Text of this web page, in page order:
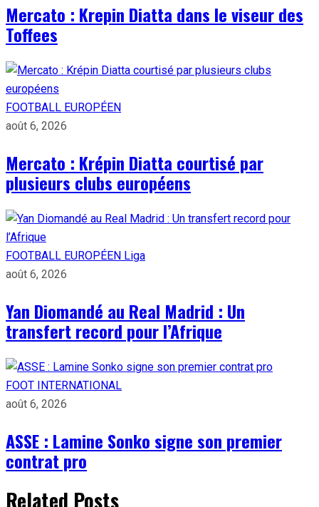
Mercato : Krepin Diatta dans le viseur des
Toffees
FOOTBALL EUROPÉEN
août 6, 2026
Mercato : Krépin Diatta courtisé par
plusieurs clubs européens
FOOTBALL EUROPÉEN Liga
août 6, 2026
Yan Diomandé au Real Madrid : Un
transfert record pour l’Afrique
FOOT INTERNATIONAL
août 6, 2026
ASSE : Lamine Sonko signe son premier
contrat pro
Related Posts